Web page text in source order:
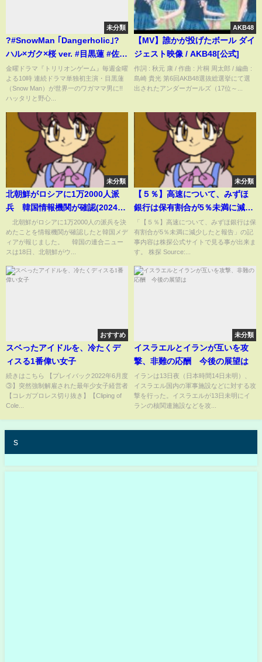
未分類
?#SnowMan ｢Dangerholic｣?
ハル×ガク×桜 ver. #目黒蓮 #佐野
勇斗 #原嘉孝 #トリリオンゲーム
金曜ドラマ『トリリオンゲーム』毎週金曜
よる10時 連続ドラマ単独初主演・目黒蓮
（Snow Man）が世界一のワガママ男に!!
ハッタリと野心...
AKB48
【MV】誰かが投げたボール ダイ
ジェスト映像 / AKB48[公式]
作詞 : 秋元 康 / 作曲 : 片桐 周太郎 / 編曲 :
島崎 貴光 第6回AKB48選抜総選挙にて選
出されたアンダーガールズ（17位～...
未分類
北朝鮮がロシアに1万2000人派
兵 韓国情報機関が確認(2024年
10月18日)
北朝鮮がロシアに1万2000人の派兵を決
めたことを情報機関が確認したと韓国メデ
ィアが報じました。 韓国の連合ニュー
スは18日、北朝鮮がウ...
未分類
【５％】高速について、みずほ
銀行は保有割合が5％未満に減少
したと報告[変更報告書No.1]
「【５％】高速について、みずほ銀行は保
有割合が5％未満に減少したと報告」の記
事内容は株探公式サイトで見る事が出来ま
す。 株探 Source:...
おすすめ
スベったアイドルを、冷たくデ
ィスる1番偉い女子
続きはこちら 【プレイバック2022年6月度
③】突然強制解雇された最年少女子経営者
【コレガプロレス切り抜き】【Cliping of
Cole...
未分類
イスラエルとイランが互いを攻
撃、非難の応酬 今後の展望は
イランは13日夜（日本時間14日未明）、
イスラエル国内の軍事施設などに対する攻
撃を行った。イスラエルが13日未明にイ
ランの核関連施設などを攻...
s